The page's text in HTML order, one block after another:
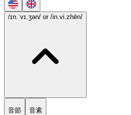
/ɪn.ˈvɪ.ʒən/ or /in.vi.zhēn/
音節 音素